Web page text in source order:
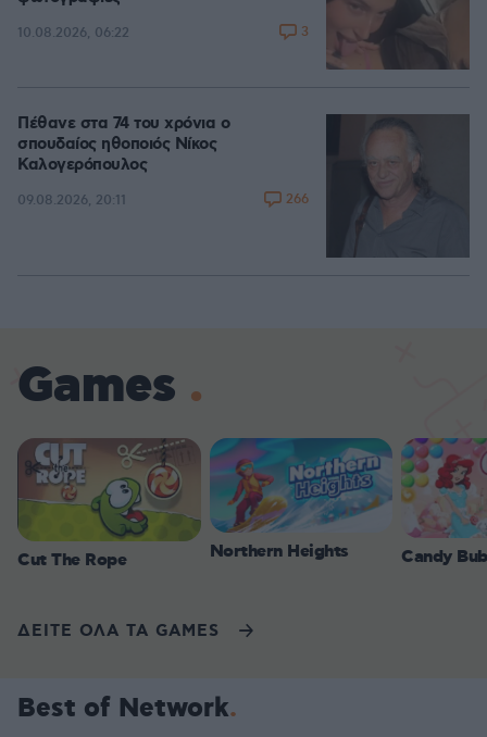
10.08.2026, 06:22 3
Πέθανε στα 74 του χρόνια ο
σπουδαίος ηθοποιός Νίκος
Καλογερόπουλος
09.08.2026, 20:11 266
Games
Cut The Rope Northern Heights Candy
ΔΕΙΤΕ ΟΛΑ ΤΑ GAMES
Best of Network